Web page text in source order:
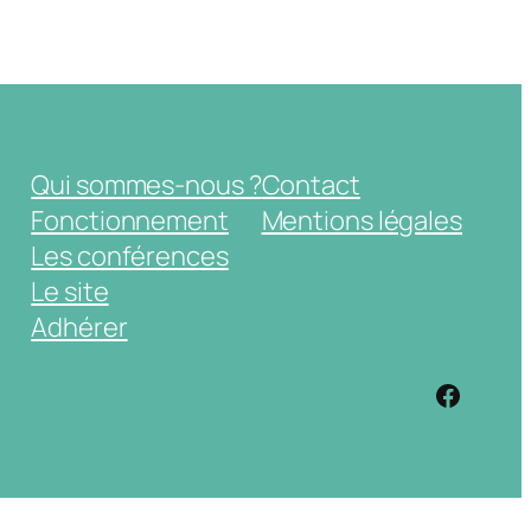
Qui sommes-nous ?
Fonctionnement
Les conférences
Le site
Adhérer
Contact
Mentions légales